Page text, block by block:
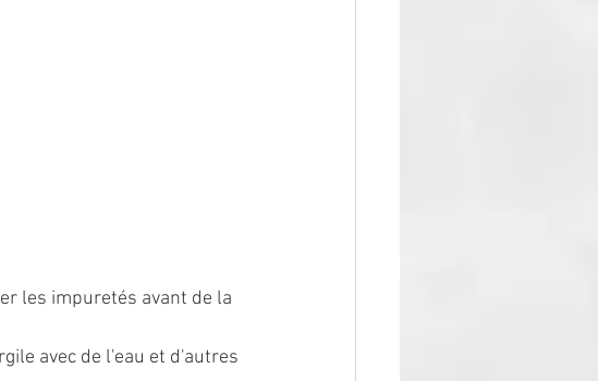
les impuretés avant de la
avec de l'eau et d'autres